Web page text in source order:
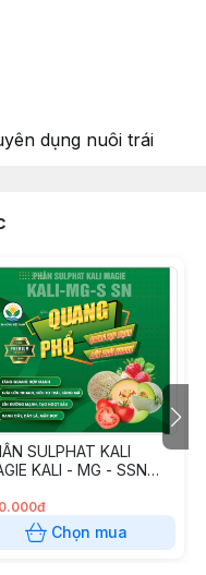
dụng nuôi trái
SULPHAT KALI
KALI - MG - SSN
Chọn mua